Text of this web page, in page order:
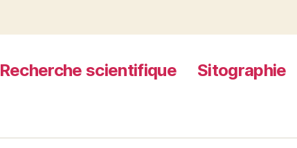
Recherche scientifique Sitographie